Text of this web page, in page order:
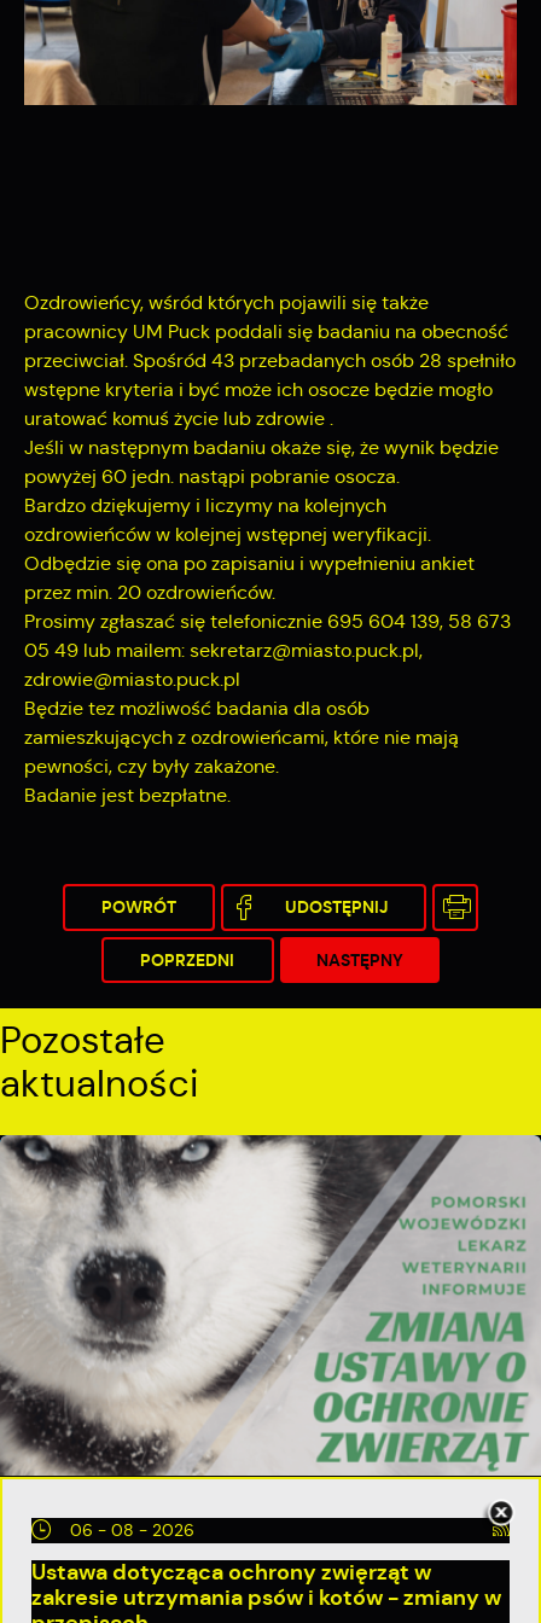
Ozdrowieńcy, wśród których pojawili się także
pracownicy UM Puck poddali się badaniu na obecność
przeciwciał. Spośród 43 przebadanych osób 28 spełniło
wstępne kryteria i być może ich osocze będzie mogło
uratować komuś życie lub zdrowie .
Jeśli w następnym badaniu okaże się, że wynik będzie
powyżej 60 jedn. nastąpi pobranie osocza.
Bardzo dziękujemy i liczymy na kolejnych
ozdrowieńców w kolejnej wstępnej weryfikacji.
Odbędzie się ona po zapisaniu i wypełnieniu ankiet
przez min. 20 ozdrowieńców.
Prosimy zgłaszać się telefonicznie 695 604 139, 58 673
05 49 lub mailem: sekretarz@miasto.puck.pl,
zdrowie@miasto.puck.pl
Będzie tez możliwość badania dla osób
zamieszkujących z ozdrowieńcami, które nie mają
pewności, czy były zakażone.
Badanie jest bezpłatne.
POWRÓT UDOSTĘPNIJ
POPRZEDNI NASTĘPNY
Pozostałe
aktualności
06 - 08 - 2026
Ustawa dotycząca ochrony zwięrząt w
zakresie utrzymania psów i kotów - zmiany w
internetowej. Treści promocyjne mogą pojawić się na
stronach podmiotów trzecich lub firm będących naszymi
partnerami oraz innych dostawców usług. Firmy te działają w
charakterze pośredników prezentujących nasze treści w